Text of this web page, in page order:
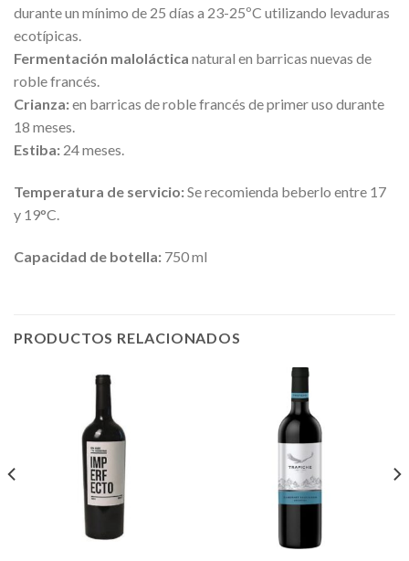
durante un mínimo de 25 días a 23-25ºC utilizando levaduras
ecotípicas.
Fermentación maloláctica natural en barricas nuevas de
roble francés.
Crianza:en barricas de roble francés de primer uso durante
18 meses.
Estiba: 24 meses.
Temperatura de servicio:Se recomienda beberlo entre 17
y 19°C.
Capacidad de botella: 750 ml
PRODUCTOS RELACIONADOS